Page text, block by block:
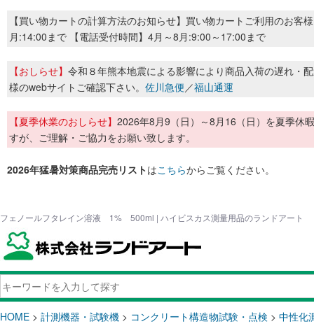
【買い物カートの計算方法のお知らせ】買い物カートご利用のお客
月:14:00まで 【電話受付時間】4月～8月:9:00～17:00まで
【おしらせ】 令和８年熊本地震による影響により商品入荷の遅れ・
様のwebサイトご確認下さい。 佐川急便／福山通運
【夏季休業のおしらせ】 2026年8月9（日）～8月16（日）を夏季休
すが、ご理解・ご協力をお願い致します。
2026年猛暑対策商品完売リストはこちらからご覧ください。
フェノールフタレイン溶液 1% 500ml | ハイビスカス測量用品のランドアート
HOME > 計測機器・試験機 > コンクリート構造物試験・点検 > 中性化